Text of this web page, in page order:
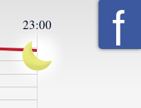
23:00